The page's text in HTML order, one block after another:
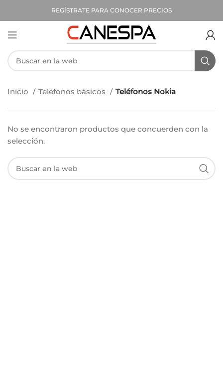
REGÍSTRATE PARA CONOCER PRECIOS
Inicio Teléfonos básicos Teléfonos Nokia
No se encontraron productos que concuerden con la
selección.